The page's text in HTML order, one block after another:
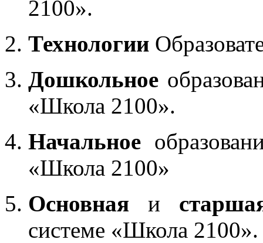
2100».
Технологии
Дошкольное
«Школа 2100».
Начальное
«Школа 2100»
Основная и
системе «Школа 2100».